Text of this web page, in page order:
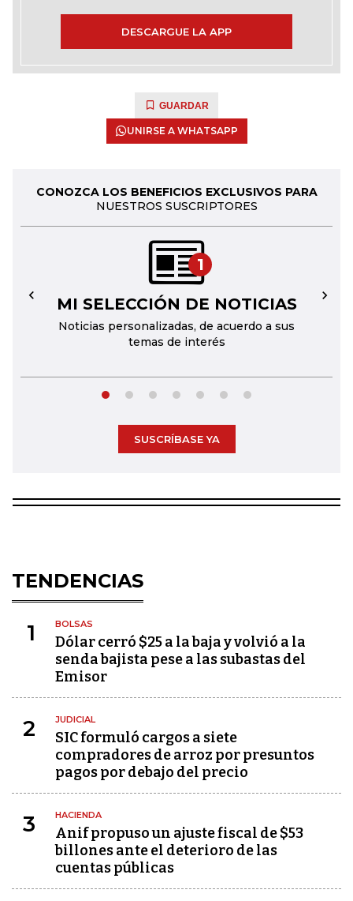
DESCARGUE LA APP
GUARDAR
UNIRSE A WHATSAPP
CONOZCA LOS BENEFICIOS EXCLUSIVOS PARA
NUESTROS SUSCRIPTORES
1
MI SELECCIÓN DE NOTICIAS
Noticias personalizadas, de acuerdo a sus
temas de interés
← →
SUSCRÍBASE YA
TENDENCIAS
1 BOLSAS
Dólar cerró $25 a la baja y volvió a la
senda bajista pese a las subastas del
Emisor
2 JUDICIAL
SIC formuló cargos a siete
compradores de arroz por presuntos
pagos por debajo del precio
3 HACIENDA
Anif propuso un ajuste fiscal de $53
billones ante el deterioro de las
cuentas públicas